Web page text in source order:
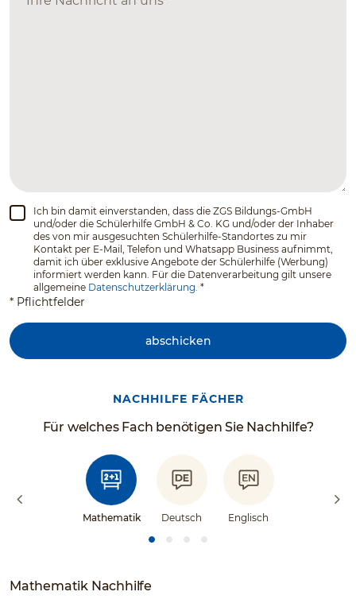
Ich bin damit einverstanden, dass die ZGS Bildungs-GmbH
und/oder die Schülerhilfe GmbH & Co. KG und/oder der Inhaber
des von mir ausgesuchten Schülerhilfe-Standortes zu mir
Kontakt per E-Mail, Telefon und Whatsapp Business aufnimmt,
damit ich über exklusive Angebote der Schülerhilfe (Werbung)
informiert werden kann. Für die Datenverarbeitung gilt unsere
allgemeine Datenschutzerklärung. *
* Pflichtfelder
abschicken
NACHHILFE FÄCHER
Für welches Fach benötigen Sie Nachhilfe?
Mathematik Deutsch Englisch
Mathematik Nachhilfe